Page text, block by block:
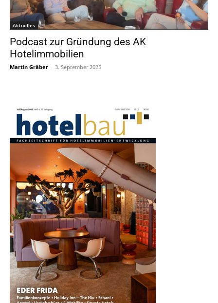
Aktuelles
Podcast zur Gründung des AK
Hotelimmobilien
Martin Gräber - 3. September 2025